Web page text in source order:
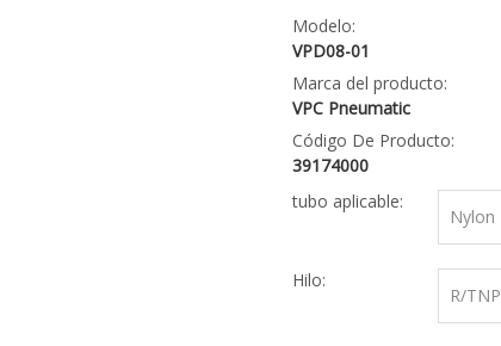
Modelo:
VPD08-01
Marca del producto:
VPC Pneumatic
Código De Producto:
39174000
tubo aplicable:
Nylon
Hilo:
R/TNP